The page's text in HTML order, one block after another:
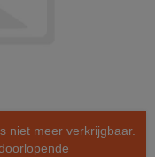
niet meer verkrijgbaar.